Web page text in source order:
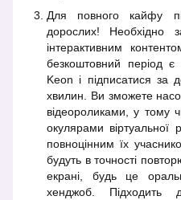
Для повного кайфу
дорослих! Необхідно
інтерактивним
безкоштовний період є
Keon і підписатися за
хвилин. Ви зможете
відеороликами, у тому
окулярами віртуальної
повноцінним їх
будуть в точності
екрані, будь це
хенджоб. Підходить